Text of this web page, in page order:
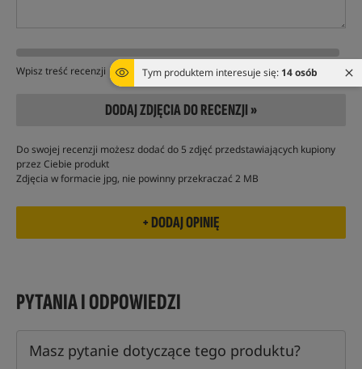
Tym produktem interesuje się: 14 osób
Wpisz treść recenzji
DODAJ ZDJĘCIA DO RECENZJI »
Do swojej recenzji możesz dodać do 5 zdjęć przedstawiających kupiony
przez Ciebie produkt
Zdjęcia w formacie jpg, nie powinny przekraczać 2 MB
PYTANIA I ODPOWIEDZI
Masz pytanie dotyczące tego produktu?